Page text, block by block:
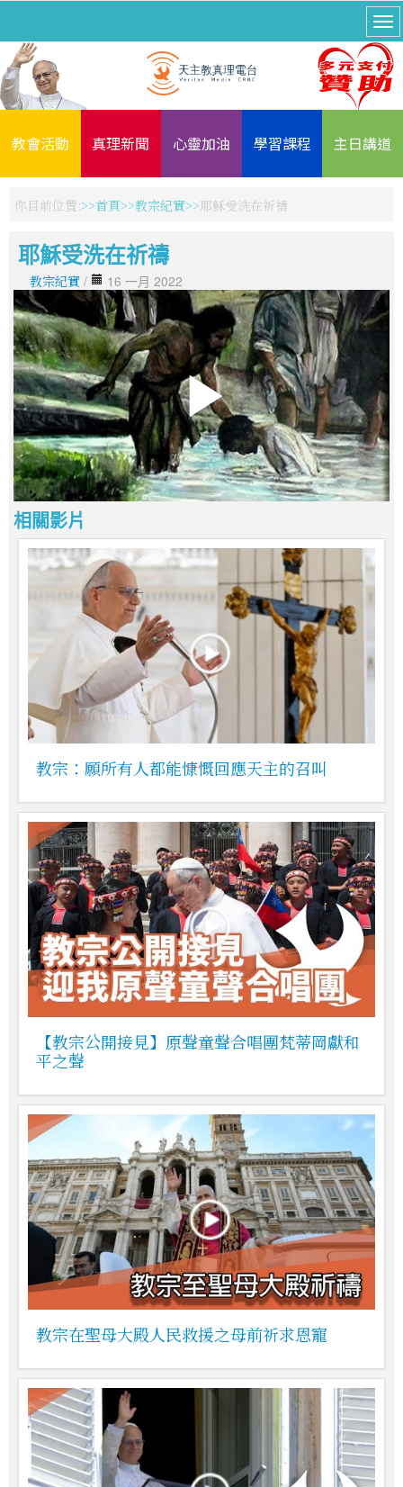
教會活動 真理新聞 心靈加油 學習課程 主日講道
你目前位置: 首頁 教宗紀實 耶穌受洗在祈禱
耶穌受洗在祈禱
教宗紀實 / 16 一月 2022
相關影片
教宗：願所有人都能慷慨回應天主的召叫
【教宗公開接見】原聲童聲合唱團梵蒂岡獻和
平之聲
教宗在聖母大殿人民救援之母前祈求恩寵